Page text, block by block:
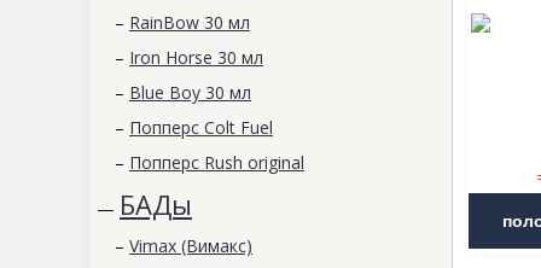
– RainBow 30 мл
– Iron Horse 30 мл
– Blue Boy 30 мл
– Попперс Colt Fuel
– Попперс Rush original
— БАДы
– Vimax (Вимакс)